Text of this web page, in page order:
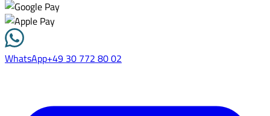
WhatsApp+49 30 772 80 02